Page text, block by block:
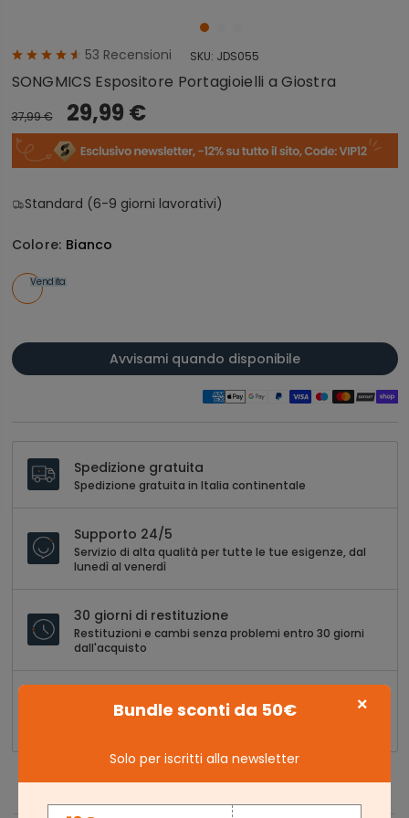
53 Recensioni SKU: JDS055
SONGMICS Espositore Portagioielli a Giostra
37,99 € 29,99 €
Standard (6-9 giorni lavorativi)
Colore: Bianco
Vendita
Avvisami quando disponibile
Spedizione gratuita
Spedizione gratuita in Italia continentale
Supporto 24/5
Servizio di alta qualità per tutte le tue esigenze, dal
lunedì al venerdì
30 giorni di restituzione
Restituzioni e cambi senza problemi entro 30 giorni
dall'acquisto
Acquisti senza stress con opzioni di pagamento sicure
×
Bundle sconti da 50€
Solo per iscritti alla newsletter